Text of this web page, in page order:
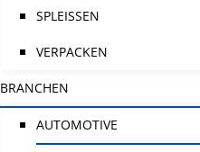
SPLEISSEN
VERPACKEN
BRANCHEN
AUTOMOTIVE